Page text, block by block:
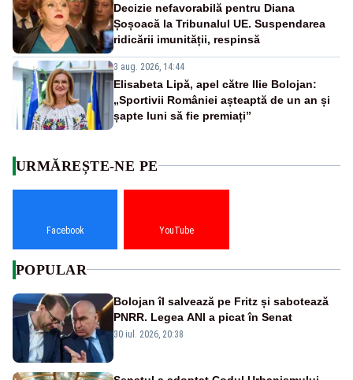
Decizie nefavorabilă pentru Diana
Șoșoacă la Tribunalul UE. Suspendarea
ridicării imunității, respinsă
3 aug. 2026, 14:44
Elisabeta Lipă, apel către Ilie Bolojan:
„Sportivii României așteaptă de un an și
șapte luni să fie premiați”
URMĂREȘTE-NE PE
Facebook YouTube
POPULAR
Bolojan îl salvează pe Fritz și sabotează
PNRR. Legea ANI a picat în Senat
30 iul. 2026, 20:38